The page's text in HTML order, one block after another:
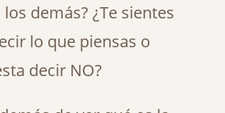
demás? ¿Te sientes
lo que piensas o
decir NO?